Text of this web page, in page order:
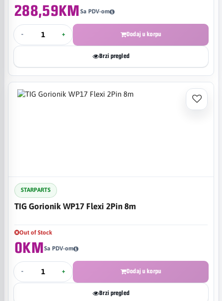
288,59KM Sa PDV-om
- + Dodaj u korpu
Brzi pregled
STARPARTS
TIG Gorionik WP17 Flexi 2Pin 8m
Out of Stock
0KMSa PDV-om
- + Dodaj u korpu
Brzi pregled